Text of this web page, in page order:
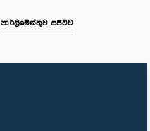
පාර්ලිමේන්තුව සජීවීව